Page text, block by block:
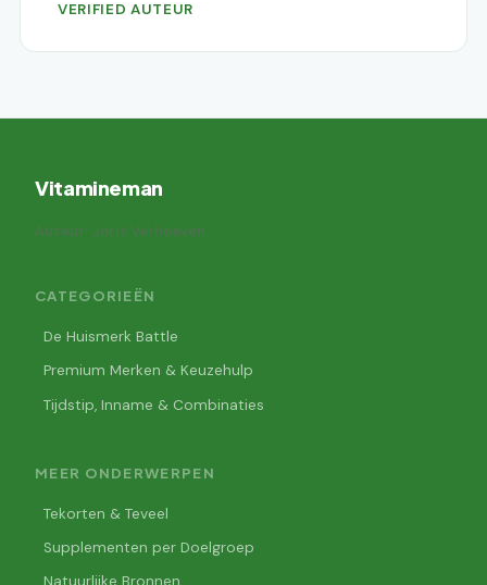
VERIFIED AUTEUR
Vitamineman
Auteur: Joris Verhoeven
CATEGORIEËN
De Huismerk Battle
Premium Merken & Keuzehulp
Tijdstip, Inname & Combinaties
MEER ONDERWERPEN
Tekorten & Teveel
Supplementen per Doelgroep